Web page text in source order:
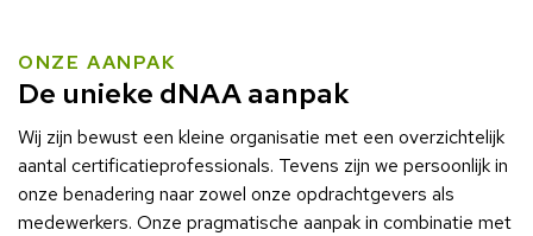
ONZE AANPAK
De unieke dNAA aanpak
Wij zijn bewust een kleine organisatie met een overzichtelijk
aantal certificatieprofessionals. Tevens zijn we persoonlijk in
onze benadering naar zowel onze opdrachtgevers als
medewerkers. Onze pragmatische aanpak in combinatie met